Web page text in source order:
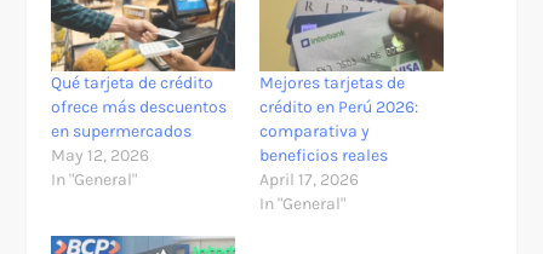
Qué tarjeta de crédito
ofrece más descuentos
en supermercados
May 12, 2026
In "General"
Mejores tarjetas de
crédito en Perú 2026:
comparativa y
beneficios reales
April 17, 2026
In "General"